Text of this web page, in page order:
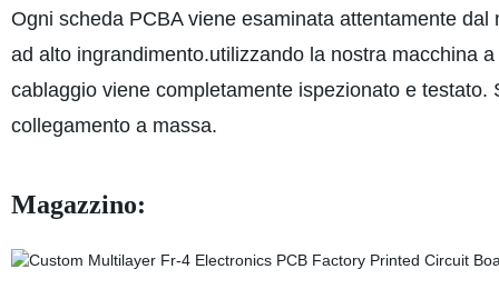
Ogni scheda PCBA viene esaminata attentamente
ad alto ingrandimento.utilizzando la nostra macchina
cablaggio viene completamente ispezionato e
collegamento a massa.
Magazzino: